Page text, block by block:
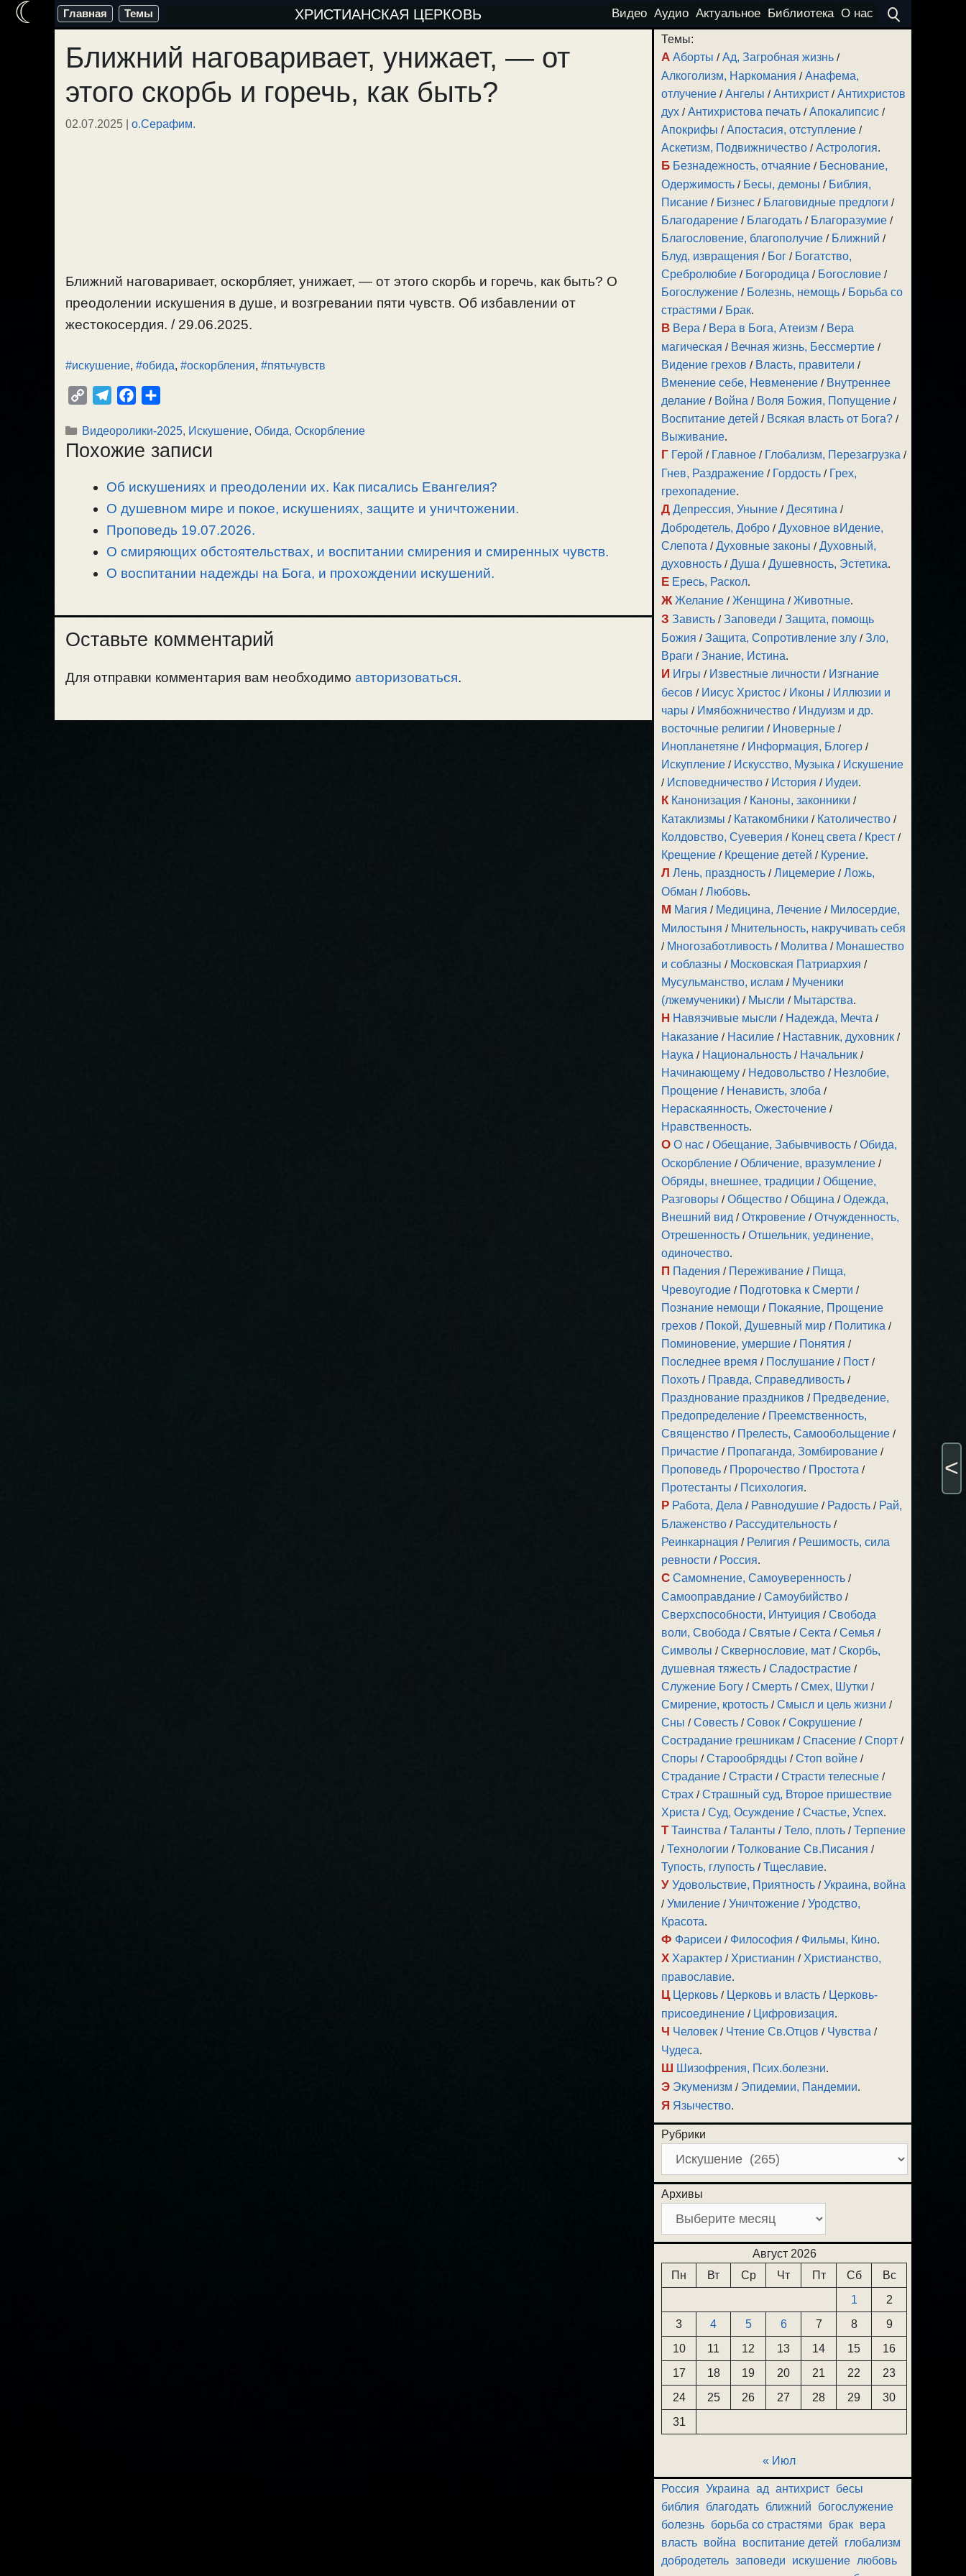
Перейти
содержимому
Главная Темы ХРИСТИАНСКАЯ ЦЕРКОВЬ Видео Аудио Актуальное Библиотека О нас
Ближний наговаривает, унижает, — от
этого скорбь и горечь, как быть?
02.07.2025 | о.Серафим.
Ближний наговаривает, оскорбляет, унижает, — от этого скорбь и горечь, как быть? О
преодолении искушения в душе, и возгревании пяти чувств. Об избавлении от
жестокосердия. / 29.06.2025.
#искушение, #обида, #оскорбления, #пятьчувств
p
y
l
e
r
a
m
c
e
o
o
k
п
р
в
и
т
Рубрики
Видеоролики-2025, Искушение, Обида, Оскорбление
Похожие записи
Об искушениях и преодолении их. Как писались Евангелия?
О душевном мире и покое, искушениях, защите и уничтожении.
Проповедь 19.07.2026.
О смиряющих обстоятельствах, и воспитании смирения и смиренных чувств.
О воспитании надежды на Бога, и прохождении искушений.
Оставьте комментарий
Для отправки комментария вам необходимо авторизоваться.
Темы:
А Аборты /Ад, Загробная жизнь /
Алкоголизм, Наркомания /Анафема,
отлучение /Ангелы /Антихрист /Антихристов
дух /Антихристова печать /Апокалипсис /
Апокрифы /Апостасия, отступление /
Аскетизм, Подвижничество /Астрология.
Б Безнадежность, отчаяние / Беснование,
Одержимость / Бесы, демоны / Библия,
Писание / Бизнес / Благовидные предлоги /
Благодарение / Благодать / Благоразумие /
Благословение, благополучие / Ближний /
Блуд, извращения / Бог / Богатство,
Сребролюбие / Богородица / Богословие /
Богослужение / Болезнь, немощь / Борьба со
страстями / Брак.
В Вера / Вера в Бога, Атеизм / Вера
магическая / Вечная жизнь, Бессмертие /
Видение грехов / Власть, правители /
Вменение себе, Невменение / Внутреннее
делание / Война / Воля Божия, Попущение /
Воспитание детей / Всякая власть от Бога? /
Выживание.
Г Герой / Главное / Глобализм, Перезагрузка /
Гнев, Раздражение / Гордость / Грех,
грехопадение.
Д Депрессия, Уныние /Десятина /
Добродетель, Добро /Духовное вИдение,
Слепота /Духовные законы /Духовный,
духовность /Душа /Душевность, Эстетика.
Е Ересь, Раскол.
Ж Желание /Женщина /Животные.
З Зависть /Заповеди /Защита, помощь
Божия /Защита, Сопротивление злу /Зло,
Враги /Знание, Истина.
И Игры / Известные личности / Изгнание
бесов / Иисус Христос / Иконы / Иллюзии и
чары / Имябожничество / Индуизм и др.
восточные религии / Иноверные /
Инопланетяне / Информация, Блогер /
Искупление / Искусство, Музыка / Искушение
/ Исповедничество / История / Иудеи.
К Канонизация / Каноны, законники /
Катаклизмы / Катакомбники / Католичество /
Колдовство, Суеверия / Конец света / Крест /
Крещение / Крещение детей / Курение.
Л Лень, праздность /Лицемерие /Ложь,
Обман /Любовь.
М Магия / Медицина, Лечение / Милосердие,
Милостыня / Мнительность, накручивать себя
/ Многозаботливость / Молитва / Монашество
и соблазны / Московская Патриархия /
Мусульманство, ислам / Мученики
(лжемученики) / Мысли / Мытарства.
Н Навязчивые мысли / Надежда, Мечта /
Наказание / Насилие / Наставник, духовник /
Наука / Национальность / Начальник /
Начинающему / Недовольство / Незлобие,
Прощение / Ненависть, злоба /
Нераскаянность, Ожесточение /
Нравственность.
О О нас /Обещание, Забывчивость /Обида,
Оскорбление /Обличение, вразумление /
Обряды, внешнее, традиции /Общение,
Разговоры /Общество /Община /Одежда,
Внешний вид /Откровение /Отчужденность,
Отрешенность /Отшельник, уединение,
одиночество.
П Падения / Переживание / Пища,
Чревоугодие / Подготовка к Смерти /
Познание немощи / Покаяние, Прощение
грехов / Покой, Душевный мир / Политика /
Поминовение, умершие / Понятия /
Последнее время / Послушание / Пост /
Похоть / Правда, Справедливость /
Празднование праздников / Предведение,
Предопределение / Преемственность,
Священство / Прелесть, Самообольщение /
Причастие / Пропаганда, Зомбирование /
Проповедь / Пророчество / Простота /
Протестанты / Психология.
Р Работа, Дела / Равнодушие / Радость / Рай,
Блаженство / Рассудительность /
Реинкарнация / Религия / Решимость, сила
ревности / Россия.
С Самомнение, Самоуверенность /
Самооправдание /Самоубийство /
Сверхспособности, Интуиция /Свобода
воли, Свобода /Святые /Секта /Семья /
Символы /Сквернословие, мат /Скорбь,
душевная тяжесть /Сладострастие /
Служение Богу /Смерть /Смех, Шутки /
Смирение, кротость /Смысл и цель жизни /
Сны /Совесть /Совок /Сокрушение /
Сострадание грешникам /Спасение /Спорт /
Споры /Старообрядцы /Стоп войне /
Страдание /Страсти /Страсти телесные /
Страх /Страшный суд, Второе пришествие
Христа /Суд, Осуждение /Счастье, Успех.
Т Таинства /Таланты /Тело, плоть /Терпение
/Технологии /Толкование Св.Писания /
Тупость, глупость /Тщеславие.
У Удовольствие, Приятность /Украина, война
/Умиление /Уничтожение /Уродство,
Красота.
Ф Фарисеи / Философия / Фильмы, Кино.
Х Характер / Христианин / Христианство,
православие.
Ц Церковь / Церковь и власть / Церковь-
присоединение / Цифровизация.
Ч Человек / Чтение Св.Отцов / Чувства /
Чудеса.
Ш Шизофрения, Псих.болезни.
Э Экуменизм / Эпидемии, Пандемии.
Я Язычество.
Рубрики
Архивы
Август 2026
Пн
Вт Ср Чт Пт Сб
Вс
1
2
3
4 5 6 7 8
9
10
11 12 13 14 15
16
17
18 19 20 21 22
23
24
25 26 27 28 29
30
31
« Июл
Россия Украина ад антихрист бесы
библия
благодать ближний
богослужение
болезнь борьба со страстями брак вера
власть война воспитание детей
глобализм
добродетель заповеди искушение любовь
☾
<